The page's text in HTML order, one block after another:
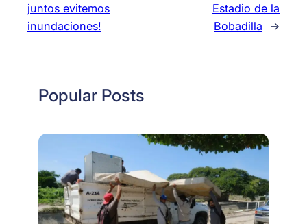
juntos evitemos
inundaciones!
Estadio de la
Bobadilla
→
Popular Posts